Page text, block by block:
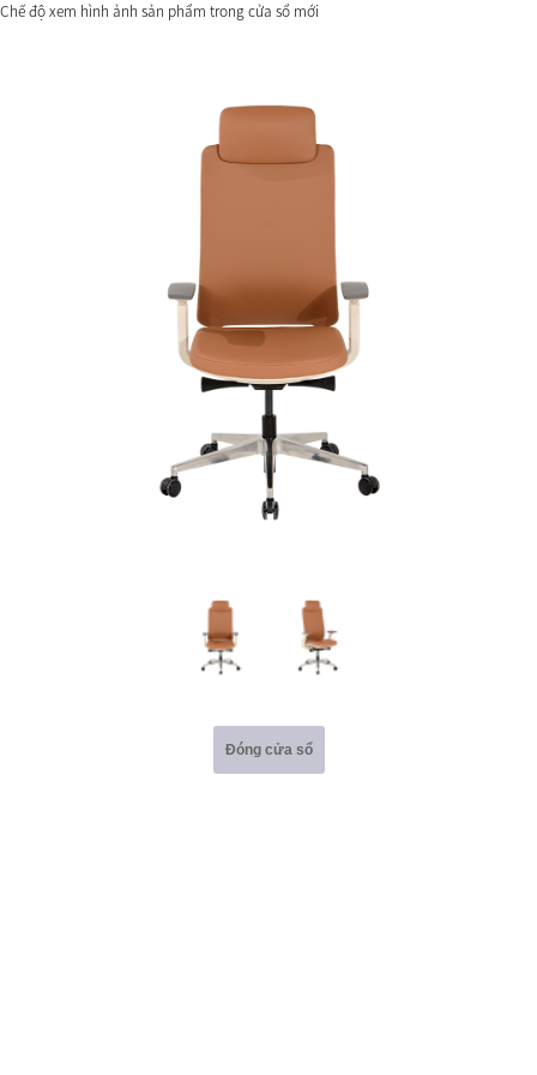
Chế độ xem hình ảnh sản phẩm trong cửa sổ mới
Đóng cửa sổ